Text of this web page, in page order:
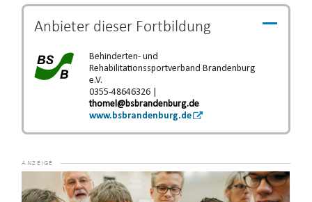
Anbieter dieser Fortbildung
Behinderten- und
Rehabilitationssportverband Brandenburg
e.V.
0355-48646326 |
thomel@bsbrandenburg.de
www.bsbrandenburg.de
Player